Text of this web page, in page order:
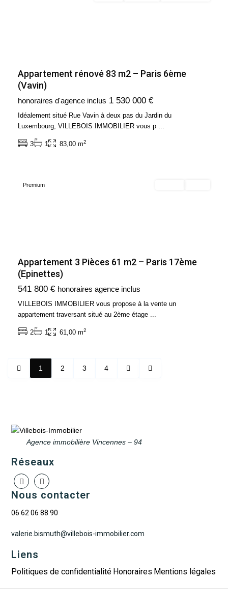
Appartement rénové 83 m2 – Paris 6ème
(Vavin)
honoraires d'agence inclus 1 530 000 €
Idéalement situé Rue Vavin à deux pas du Jardin du
Luxembourg, VILLEBOIS IMMOBILIER vous p ...
3 1 83,00 m2
Ile
de
France,
Paris
Arrondissement
Premium
Appartement 3 Pièces 61 m2 – Paris 17ème
(Epinettes)
541 800 € honoraires agence inclus
VILLEBOIS IMMOBILIER vous propose à la vente un
appartement traversant situé au 2ème étage ...
2 1 61,00 m2
1 2 3 4
Agence immobilière Vincennes – 94
Réseaux
Nous contacter
06 62 06 88 90
valerie.bismuth@villebois-immobilier.com
Liens
Politiques de confidentialité Honoraires Mentions légales